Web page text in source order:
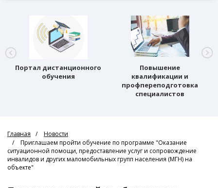
Портал дистанционного
обучения
Повышение
квалификации и
профпереподготовка
специалистов
Главная
Новости
Приглашаем пройти обучение по программе "Оказание
ситуационной помощи, предоставление услуг и сопровождение
инвалидов и других маломобильных групп населения (МГН) на
объекте"